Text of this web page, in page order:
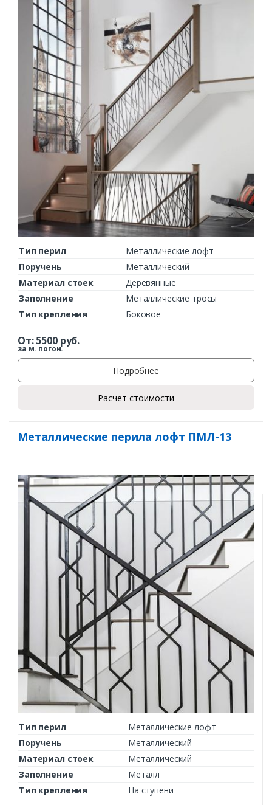
Тип перил
Металлические лофт
Поручень
Металлический
Материал стоек
Деревянные
Заполнение
Металлические тросы
Тип крепления
Боковое
От:5500руб.
за м. погон.
Подробнее
Расчет стоимости
Металлические перила лофт ПМЛ-13
Тип перил
Металлические лофт
Поручень
Металлический
Материал стоек
Металлический
Заполнение
Металл
Тип крепления
На ступени